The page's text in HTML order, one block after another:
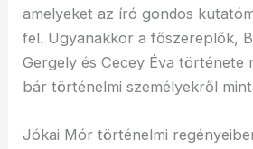
amelyeket az író gondos
fel. Ugyanakkor a főszereplők,
Gergely és Cecey Éva története
bár történelmi személyekről
Jókai Mór történelmi